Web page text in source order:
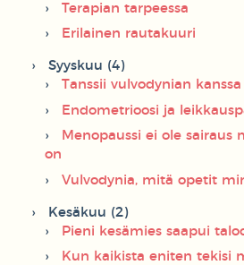
Terapian tarpeessa
Erilainen rautakuuri
Syyskuu (4)
Tanssii vulvodynian kanssa
Endometrioosi ja
Menopaussi ei ole sairaus
on
Vulvodynia, mitä opetit
Kesäkuu (2)
Pieni kesämies saapui
Kun kaikista eniten tekisi